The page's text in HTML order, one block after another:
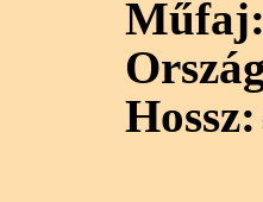
Műfaj:
Hossz: